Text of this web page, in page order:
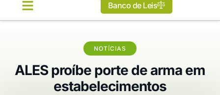
Banco de Leis
NOTÍCIAS
ALES proíbe porte de arma em
estabelecimentos